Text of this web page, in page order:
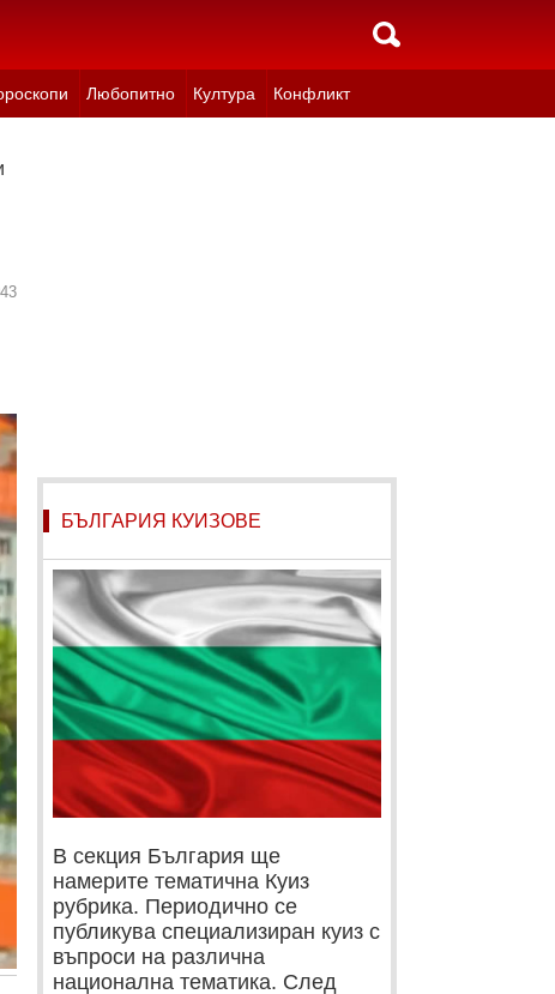
Любопитно Култура Конфликт
БЪЛГАРИЯ КУИЗОВЕ
В секция България ще
намерите тематична Куиз
рубрика. Периодично се
публикува специализиран куиз с
въпроси на различна
национална тематика. След